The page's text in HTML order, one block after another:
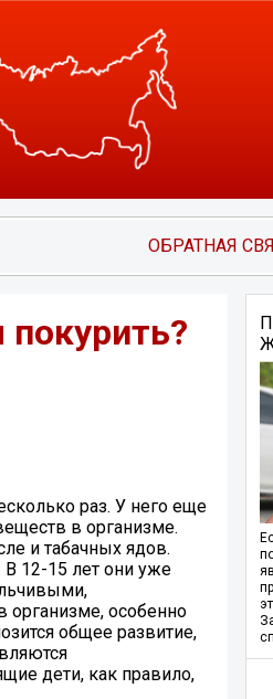
ОБРАТНАЯ
раз. У него еще
в организме.
и табачных ядов.
В 12-15 лет они уже
особенно
общее развитие,
дети, как правило,